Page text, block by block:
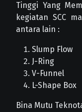
Tinggi Yang
kegiatan SCC
antara lain :
Slump Flow
J-Ring
V-Funnel
L-Shape Box
Bina Mutu